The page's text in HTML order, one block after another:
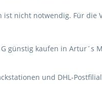
nicht notwendig. Für
G günstig kaufen in Artur´s
und DHL-